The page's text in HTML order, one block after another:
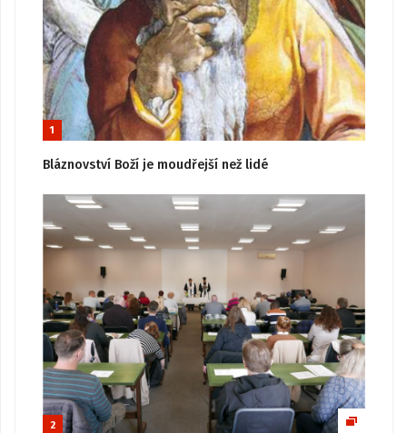
1
Bláznovství Boží je moudřejší než lidé
2